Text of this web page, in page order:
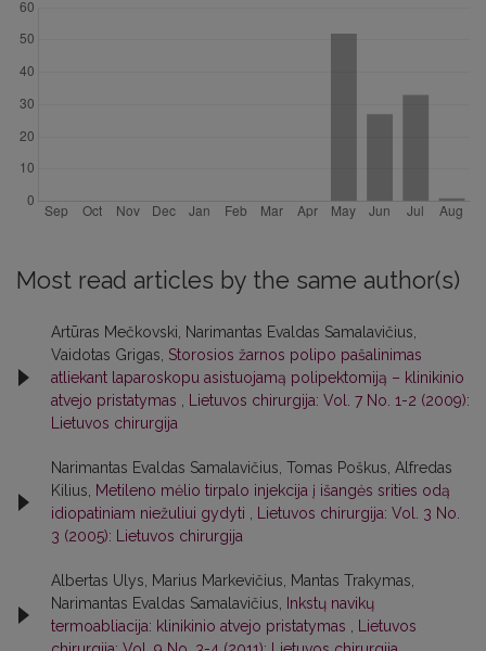
Most read articles by the same author(s)
Artūras Mečkovski, Narimantas Evaldas Samalavičius,
Vaidotas Grigas, Storosios žarnos polipo pašalinimas
atliekant laparoskopu asistuojamą polipektomiją – klinikinio
atvejo pristatymas
Lietuvos chirurgija: Vol. 7 No. 1-2 (2009):
Lietuvos chirurgija
Narimantas Evaldas Samalavičius, Tomas Poškus, Alfredas
Kilius,
Metileno mėlio tirpalo injekcija į išangės srities odą
idiopatiniam niežuliui gydyti
Lietuvos chirurgija: Vol. 3 No.
3 (2005): Lietuvos chirurgija
Albertas Ulys, Marius Markevičius, Mantas Trakymas,
Narimantas Evaldas Samalavičius,
Inkstų navikų
termoabliacija: klinikinio atvejo pristatymas
Lietuvos